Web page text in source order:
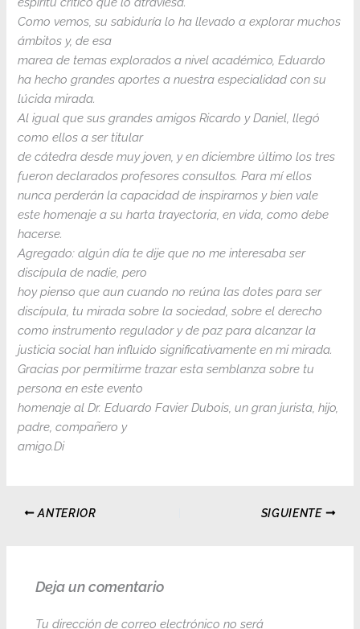
Como vemos, su sabiduría lo ha llevado a explorar muchos
ámbitos y, de esa
marea de temas explorados a nivel académico, Eduardo
ha hecho grandes aportes a nuestra especialidad con su
lúcida mirada.
Al igual que sus grandes amigos Ricardo y Daniel, llegó
como ellos a ser titular
de cátedra desde muy joven, y en diciembre último los tres
fueron declarados profesores consultos. Para mí ellos
nunca perderán la capacidad de inspirarnos y bien vale
este homenaje a su harta trayectoria, en vida, como debe
hacerse.
Agregado: algún día te dije que no me interesaba ser
discípula de nadie, pero
hoy pienso que aun cuando no reúna las dotes para ser
discípula, tu mirada sobre la sociedad, sobre el derecho
como instrumento regulador y de paz para alcanzar la
justicia social han influido significativamente en mi mirada.
Gracias por permitirme trazar esta semblanza sobre tu
persona en este evento
homenaje al Dr. Eduardo Favier Dubois, un gran jurista, hijo,
padre, compañero y
amigo.Di
ANTERIOR SIGUIENTE
Deja un comentario
Tu dirección de correo electrónico no será